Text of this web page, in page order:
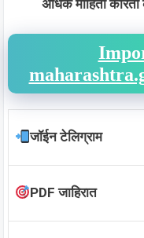
अधिक माहिती करिता
जॉईन टेलिग्राम
PDF जाहिरात